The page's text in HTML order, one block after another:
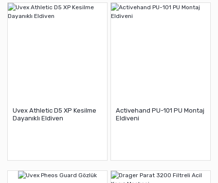
Uvex Athletic D5 XP Kesilme
Dayanıklı Eldiven
Activehand PU-101 PU Montaj
Eldiveni